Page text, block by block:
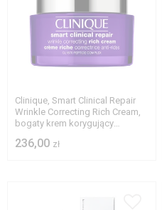
Clinique, Smart Clinical Repair
Wrinkle Correcting Rich Cream,
bogaty krem korygujący
236,00 zł